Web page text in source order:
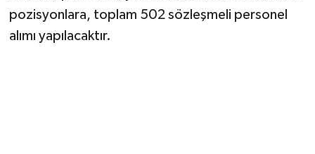
pozisyonlara, toplam 502 sözleşmeli personel
alımı yapılacaktır.